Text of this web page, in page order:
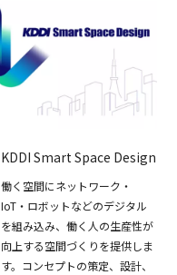
KDDI Smart Space Design
働く空間にネットワーク・
IoT・ロボットなどのデジタル
を組み込み、働く人の生産性が
向上する空間づくりを提供しま
す。コンセプトの策定、設計、